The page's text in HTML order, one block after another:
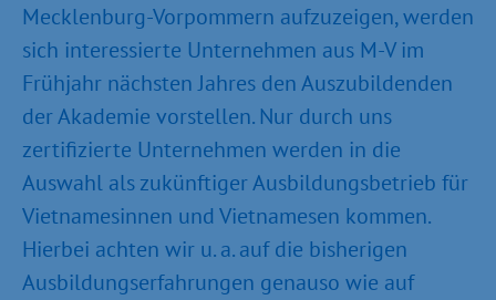
Mecklenburg-Vorpommern aufzuzeigen, werden
sich interessierte Unternehmen aus M-V im
Frühjahr nächsten Jahres den Auszubildenden
der Akademie vorstellen. Nur durch uns
zertifizierte Unternehmen werden in die
Auswahl als zukünftiger Ausbildungsbetrieb für
Vietnamesinnen und Vietnamesen kommen.
Hierbei achten wir u. a. auf die bisherigen
Ausbildungserfahrungen genauso wie auf